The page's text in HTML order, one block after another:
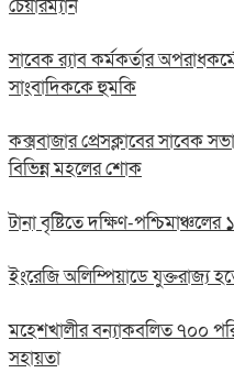
চেয়ারম্যান
সাবেক র‍্যাব কর্মকর্তার
সাংবাদিককে হুমকি
কক্সবাজার প্রেসক্লাবের সাবেক
বিভিন্ন মহলের শোক
টানা বৃষ্টিতে দক্ষিণ-
ইংরেজি অলিম্পিয়াডে যুক্তরাজ্য
মহেশখালীর বন্যাকবলিত ৭০০
সহায়তা